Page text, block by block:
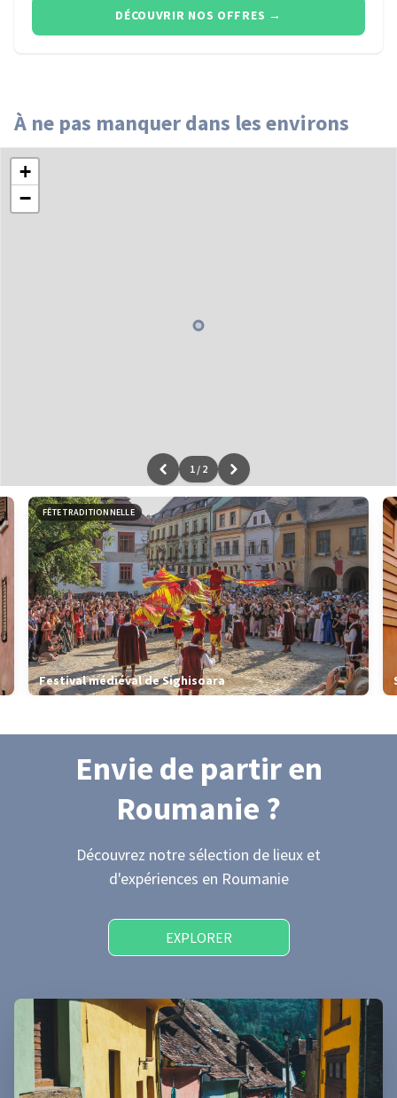
DÉCOUVRIR NOS OFFRES →
À ne pas manquer dans les environs
+
−
Leaflet|données ©OpenStreetMap/ODbL - renduOSM France
1 / 2
FÊTE TRADITIONNELLE
Festival médiéval de Sighisoara
Envie de partiren
Roumanie ?
Découvrez notre sélection de lieux et
d'expériences en Roumanie
EXPLORER